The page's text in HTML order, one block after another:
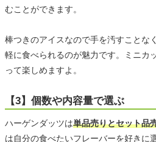
むことができます。
棒つきのアイスなので手を汚すことな
軽に食べられるのが魅力です。ミニカ
って楽しめますよ。
【3】個数や内容量で選ぶ
ハーゲンダッツは単品売りとセット品
は自分の食べたいフレーバーを好きに